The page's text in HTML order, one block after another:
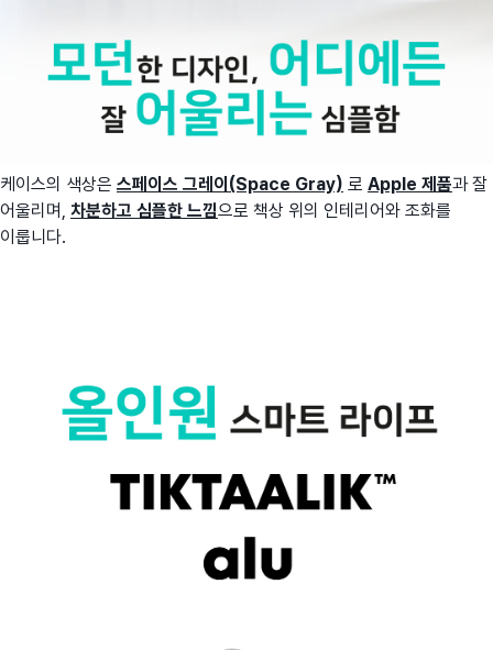
케이스의 색상은 스페이스 그레이(Space Gray) 로 Apple 제품과 잘
어울리며, 차분하고 심플한 느낌으로 책상 위의 인테리어와 조화를
이룹니다.